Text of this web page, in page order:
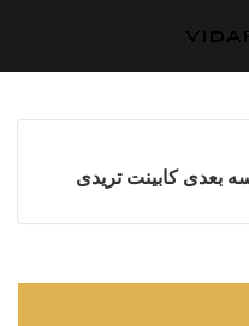
کابینت تریدی